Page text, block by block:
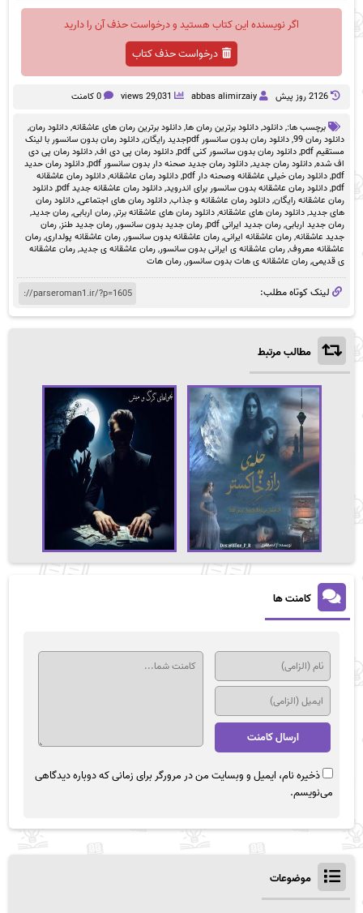
اگر نویسنده این کتاب هستید و درخواست حذف آن را دارید
درخواست حذف کتاب
2126 روز پيش abbas alimirzaiy
29,031 views 0 کامنت
برچسب ها:,دانلود,دانلود برترین رمان ها,دانلود برترین رمان های عاشقانه,دانلود رمان,
دانلود رمان 99
,دانلود رمان بدون سانسور pdfجدید رایگان ,دانلود رمان بدون سانسور با لینک
مستقیم pdf
,دانلود رمان بدون سانسور کنی pdf ,دانلود رمان پی دی اف,دانلود رمان پی دی
اف شده,دانلود رمان جدید,دانلود رمان جدید صحنه دار بدون سانسور pdf ,دانلود رمان حدید
pdf
,دانلود رمان خیلی عاشقانه وصحنه دار pdf ,دانلود رمان عاشقانه,دانلود رمان عاشقانه
pdf
,دانلود رمان عاشقانه بدون سانسور برای اندروید,دانلود رمان عاشقانه جدید pdf ,دانلود
رمان عاشقانه رایگان,دانلود رمان عاشقانه و جذاب,دانلود رمان های اجتماعی,دانلود رمان
های جدید,دانلود رمان های عاشقانه,دانلود رمان های عاشقانه برتر,رمان اربابی,رمان جدید,
رمان جدید اربابی,رمان جدید ایرانی pdf ,رمان جدید بدون سانسور,رمان جدید طنز,رمان
جدید عاشقانه,رمان عاشقانه ایرانی,رمان عاشقانه بدون سانسور,رمان عاشقانه پولداری,رمان
عاشقانه معروف,رمان عاشقانه ی ایرانی بدون سانسور,رمان عاشقانه ی جدید,رمان عاشقانه
ی قدیمی,رمان عاشقانه ی هات بدون سانسور,رمان هات
لینک کوتاه مطلب:
مطالب مرتبط
کامنت ها
ذخیره نام، ایمیل و وبسایت من در مرورگر برای زمانی که دوباره دیدگاهی
می‌نویسم.
موضوعات